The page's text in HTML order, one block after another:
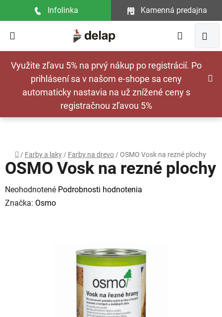
Využite zľavu 5% na prvý nákup po registrácií. Po
prihlásení sa v našom e-shope sa ceny
automaticky nastavia na už znížené ceny s
registračnou zľavou 5%
Infolinka Kamenná predajna
Hľadať
Domov
/ Farby a laky / Farby na drevo / OSMO Vosk na rezné plochy
OSMO Vosk na rezné plochy
Priemerné
hodnotenie
Neohodnotené Podrobnosti hodnotenia
Značka: Osmo